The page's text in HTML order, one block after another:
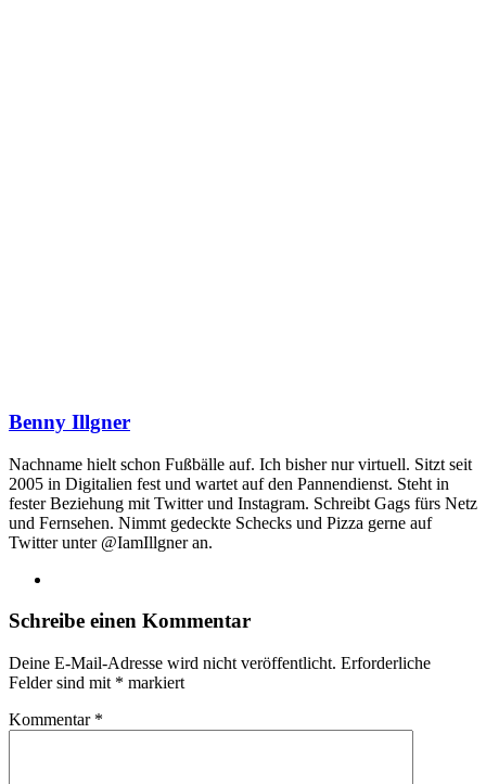
Benny Illgner
Nachname hielt schon Fußbälle auf. Ich bisher nur virtuell. Sitzt seit
2005 in Digitalien fest und wartet auf den Pannendienst. Steht in
fester Beziehung mit Twitter und Instagram. Schreibt Gags fürs Netz
und Fernsehen. Nimmt gedeckte Schecks und Pizza gerne auf
Twitter unter @IamIllgner an.
Schreibe einen Kommentar
Deine E-Mail-Adresse wird nicht veröffentlicht. Erforderliche
Felder sind mit * markiert
Kommentar *